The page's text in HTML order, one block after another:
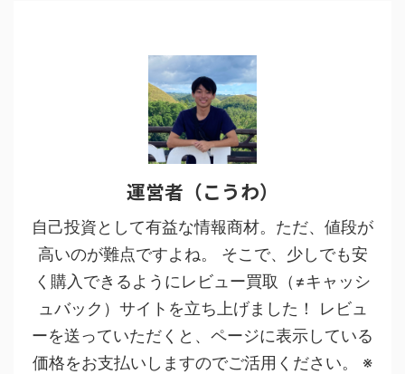
運営者（こうわ）
自己投資として有益な情報商材。ただ、値段が
高いのが難点ですよね。 そこで、少しでも安
く購入できるようにレビュー買取（≠キャッシ
ュバック）サイトを立ち上げました！ レビュ
ーを送っていただくと、ページに表示している
価格をお支払いしますのでご活用ください。 ※